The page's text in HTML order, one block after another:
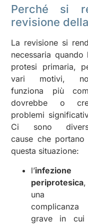
Perché si
revisione
La revisione si
necessaria quando
protesi primaria,
vari motivi,
funziona più
dovrebbe o
problemi
Ci sono
cause che portano
questa situazione:
l’infezione
periprotesica,
una
complicanza
grave in